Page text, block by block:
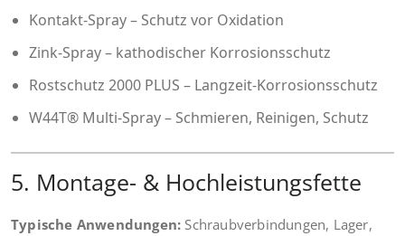
Kontakt-Spray – Schutz vor Oxidation
Zink-Spray – kathodischer Korrosionsschutz
Rostschutz 2000 PLUS – Langzeit-Korrosionsschutz
W44T® Multi-Spray – Schmieren, Reinigen, Schutz
5. Montage- & Hochleistungsfette
Typische Anwendungen: Schraubverbindungen, Lager,